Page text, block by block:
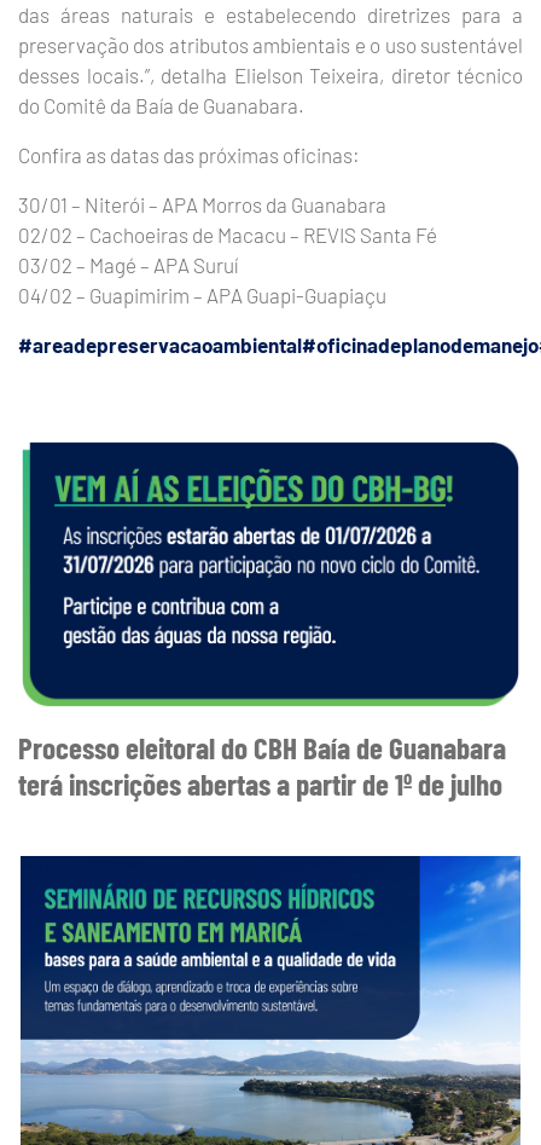
das áreas naturais e estabelecendo diretrizes para a
preservação dos atributos ambientais e o uso sustentável
desses locais.”, detalha Elielson Teixeira, diretor técnico
do Comitê da Baía de Guanabara.
Confira as datas das próximas oficinas:
30/01 – Niterói – APA Morros da Guanabara
02/02 – Cachoeiras de Macacu – REVIS Santa Fé
03/02 – Magé – APA Suruí
04/02 – Guapimirim – APA Guapi-Guapiaçu
#areadepreservacaoambiental#oficinadeplanodemanejo
Processo eleitoral do CBH Baía de Guanabara
terá inscrições abertas a partir de 1º de julho